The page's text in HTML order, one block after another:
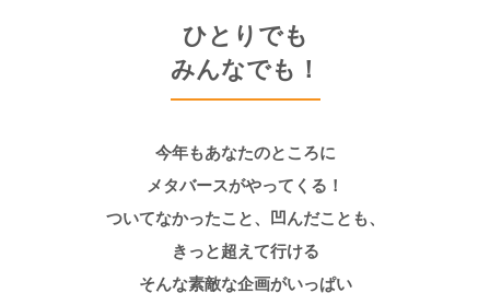
ひとりでも
みんなでも！
今年もあなたのところに
メタバースがやってくる！
ついてなかったこと、凹んだことも、
きっと超えて行ける
そんな素敵な企画がいっぱい